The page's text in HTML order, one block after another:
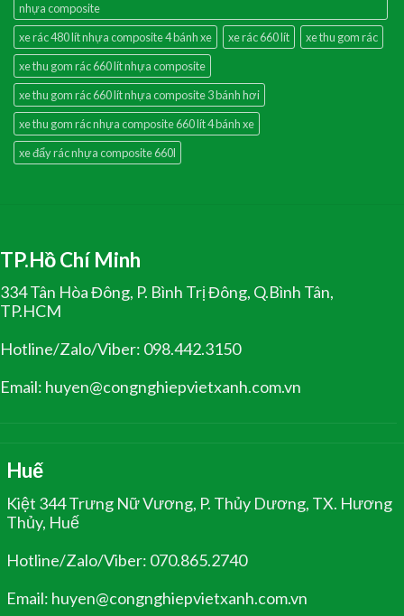
nhựa composite
xe rác 480 lít nhựa composite 4 bánh xe
xe rác 660 lít
xe thu gom rác
xe thu gom rác 660 lít nhựa composite
xe thu gom rác 660 lít nhựa composite 3 bánh hơi
xe thu gom rác nhựa composite 660 lít 4 bánh xe
xe đẩy rác nhựa composite 660l
TP.Hồ Chí Minh
334 Tân Hòa Đông, P. Bình Trị Đông, Q.Bình Tân,
TP.HCM
Hotline/Zalo/Viber: 098.442.3150
Email: huyen@congnghiepvietxanh.com.vn
Huế
Kiệt 344 Trưng Nữ Vương, P. Thủy Dương, TX. Hương
Thủy, Huế
Hotline/Zalo/Viber: 070.865.2740
Email: huyen@congnghiepvietxanh.com.vn